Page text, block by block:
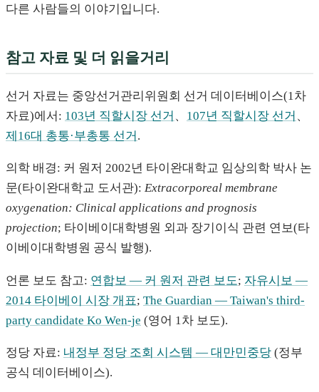
다른 사람들의 이야기입니다.
참고 자료 및 더 읽을거리
선거 자료는 중앙선거관리위원회 선거 데이터베이스(1차
자료)에서: 103년 직할시장 선거 、 107년 직할시장 선거 、
제16대 총통·부총통 선거 .
의학 배경: 커 원저 2002년 타이완대학교 임상의학 박사 논
문(타이완대학교 도서관): Extracorporeal membrane
oxygenation: Clinical applications and prognosis
projection; 타이베이대학병원 외과 장기이식 관련 연보(타
이베이대학병원 공식 발행).
언론 보도 참고: 연합보 — 커 원저 관련 보도; 자유시보 —
2014 타이베이 시장 개표; The Guardian — Taiwan's third-
party candidate Ko Wen-je (영어 1차 보도).
정당 자료: 내정부 정당 조회 시스템 — 대만민중당 (정부
공식 데이터베이스).